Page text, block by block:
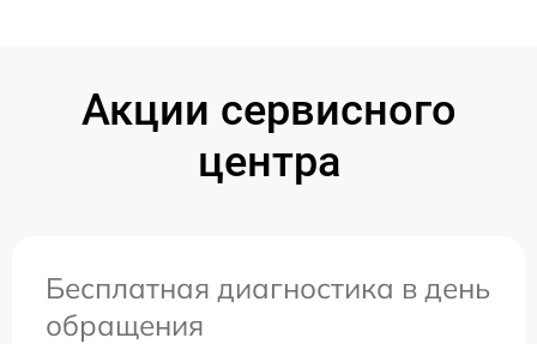
Акции сервисного
центра
Бесплатная диагностика в день
обращения